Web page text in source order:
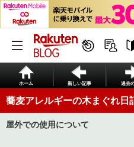
ホーム 新しい記事 過去
蕎麦アレルギーの木まぐれ日
屋外での使用について